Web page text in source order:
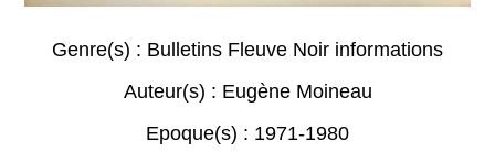
Genre(s) : Bulletins Fleuve Noir informations
Auteur(s) : Eugène Moineau
Epoque(s) : 1971-1980